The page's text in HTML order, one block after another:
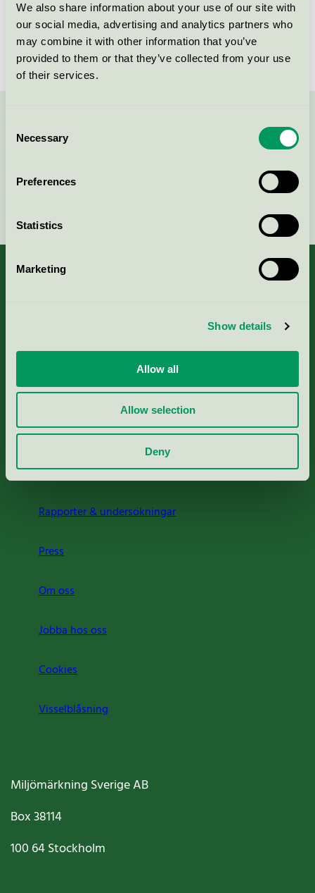
We also share information about your use of our site with
our social media, advertising and analytics partners who
may combine it with other information that you’ve
provided to them or that they’ve collected from your use
of their services.
Selection
Necessary
Preferences
Statistics
Marketing
Show details
Allow all
Allow selection
Deny
Welin & Co, Gammeldags Träsåpa
ofärgad, 2,5 l
Svanen / Gammeldags / Trärengöringsmedel
Kontakta oss på eller via formuläret:
Aktuella Remisser
Nordic Ecolabelling Portal
Portal för massa, papper & tryckerier
Svanens husproduktportal-HPP
Rapporter & undersökningar
Press
Om oss
Jobba hos oss
Cookies
Visselblåsning
Miljömärkning Sverige AB
Box38114
100 64Stockholm